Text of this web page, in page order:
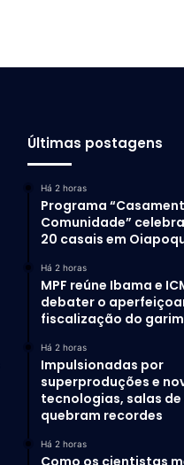
Últimas postagens
Há 2 horas
Programa
Comunidade”
20 casais em
Há 2 horas
MPF reúne Ibama e
debater o
fiscalização do
Há 2 horas
Impulsionadas por
superproduções e
tecnologias, salas de
quebram recordes
Há 2 horas
Como os cientistas